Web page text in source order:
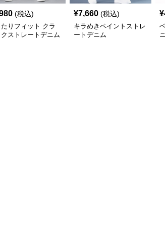
(税込)
りフィット クラ
ストレートデニム
¥7,660 (税込)
キラめきペイントストレ
ートデニム
¥